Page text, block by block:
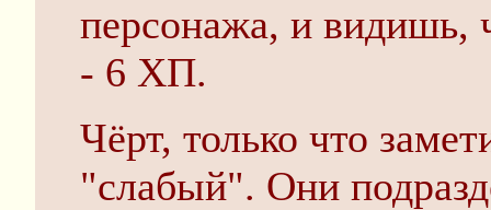
персонажа, и видишь,
- 6 ХП.
Чёрт, только что
"слабый". Они